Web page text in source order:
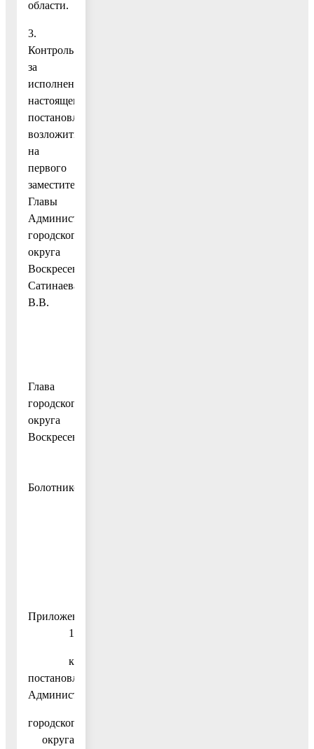
области.
3.
Контроль
за
исполнением
настоящего
постановления
возложить
на
первого
заместителя
Главы
Администрации
городского
округа
Воскресенск
Сатинаева
В.В.
Глава
городского
округа
Воскресенск
Болотников
Приложение
1
к
постановлению
Администрации
городского
округа